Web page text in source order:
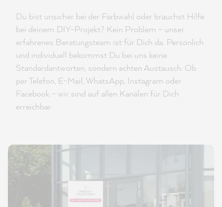
Du bist unsicher bei der Farbwahl oder brauchst Hilfe
bei deinem DIY-Projekt? Kein Problem – unser
erfahrenes Beratungsteam ist für Dich da. Persönlich
und individuell bekommst Du bei uns keine
Standardantworten, sondern echten Austausch. Ob
per Telefon, E-Mail, WhatsApp, Instagram oder
Facebook – wir sind auf allen Kanälen für Dich
erreichbar.